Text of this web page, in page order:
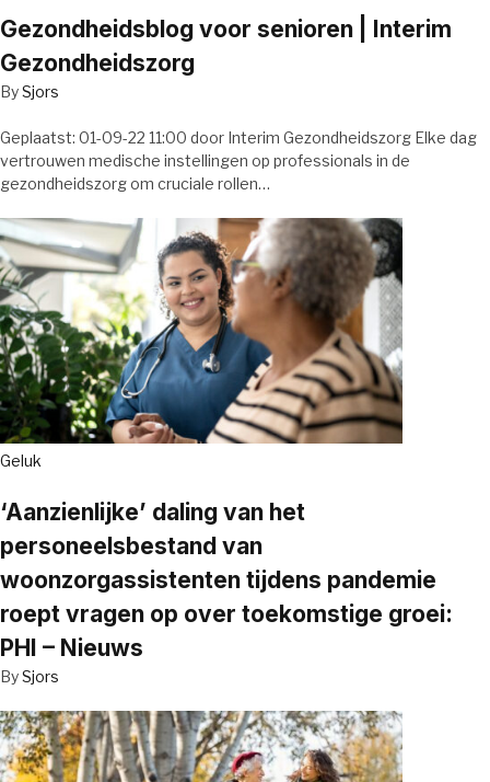
Gezondheidsblog voor senioren | Interim
Gezondheidszorg
BySjors
Geplaatst: 01-09-22 11:00 door Interim Gezondheidszorg Elke dag
vertrouwen medische instellingen op professionals in de
gezondheidszorg om cruciale rollen…
Geluk
‘Aanzienlijke’ daling van het
personeelsbestand van
woonzorgassistenten tijdens pandemie
roept vragen op over toekomstige groei:
PHI – Nieuws
BySjors